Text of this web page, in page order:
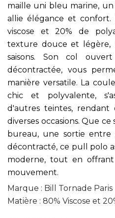
maille uni bleu marine,
allie élégance et confort.
viscose et 20% de
texture douce et légère,
saisons. Son col
décontractée, vous
manière versatile. La
chic et polyvalente,
d'autres teintes,
diverses occasions. Que
bureau, une sortie
décontracté, ce pull polo
moderne, tout en
mouvement.
Marque : Bill Tornade Paris
Matière : 80% Viscose et